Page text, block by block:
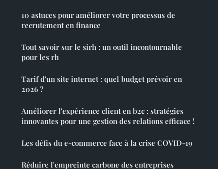
10 astuces pour améliorer votre processus de
recrutement en finance
Tout savoir sur le sirh : un outil incontournable
pour les rh
Tarif d'un site internet : quel budget prévoir en
2026 ?
Améliorer l'expérience client en b2c : stratégies
innovantes pour une gestion des relations efficace !
Les défis du e-commerce face à la crise COVID-19
Réduire l'empreinte carbone des entreprises